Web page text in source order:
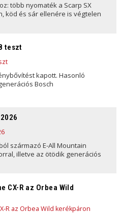
több nyomaték a Scarp SX
köd és sár ellenére is végtelen
teszt
kapott. Hasonló
Bosch
származó E-All Mountain
illetve az ötödik generációs
CX-R az Orbea Wild